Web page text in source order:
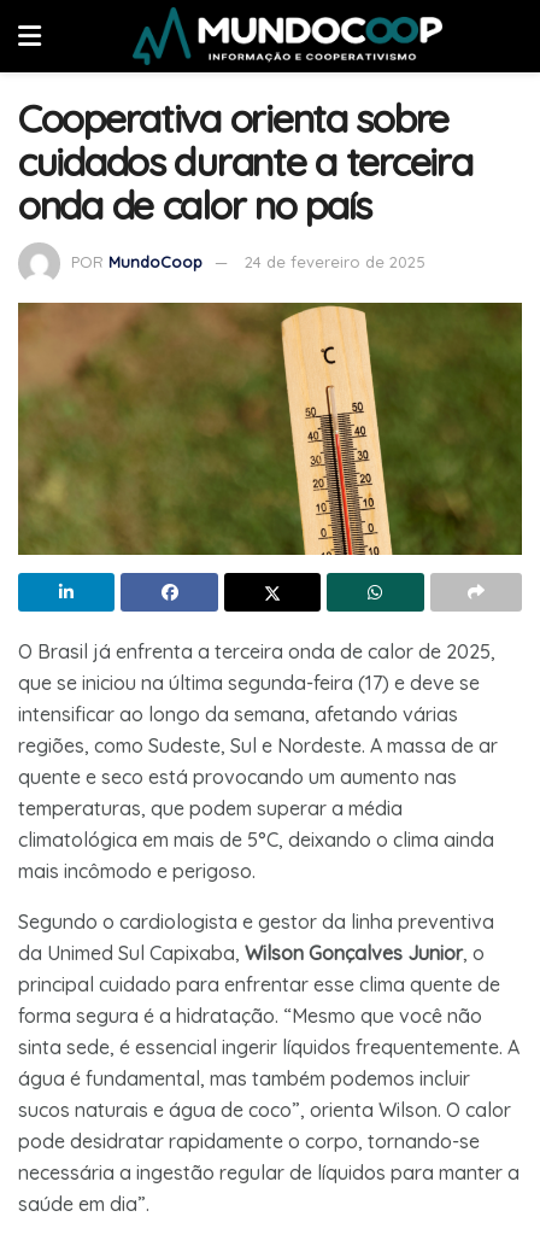
Cooperativa orienta sobre
cuidados durante a terceira
onda de calor no país
POR MundoCoop 24 de fevereiro de 2025
O Brasil já enfrenta a terceira onda de calor de 2025,
que se iniciou na última segunda-feira (17) e deve se
intensificar ao longo da semana, afetando várias
regiões, como Sudeste, Sul e Nordeste. A massa de ar
quente e seco está provocando um aumento nas
temperaturas, que podem superar a média
climatológica em mais de 5°C, deixando o clima ainda
mais incômodo e perigoso.
Segundo o cardiologista e gestor da linha preventiva
da Unimed Sul Capixaba, Wilson Gonçalves Junior, o
principal cuidado para enfrentar esse clima quente de
forma segura é a hidratação. “Mesmo que você não
sinta sede, é essencial ingerir líquidos frequentemente. A
água é fundamental, mas também podemos incluir
sucos naturais e água de coco”, orienta Wilson. O calor
pode desidratar rapidamente o corpo, tornando-se
necessária a ingestão regular de líquidos para manter a
saúde em dia”.